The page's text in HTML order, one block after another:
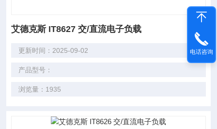
艾德克斯 IT8627 交/直流电子负载
更新时间：2025-09-02
产品型号：
浏览量：1935
电话咨询